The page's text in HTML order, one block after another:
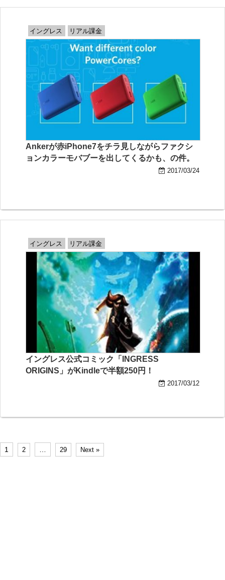
イングレス リアル課金
Ankerが赤iPhone7をチラ見しながらファクシ
ョンカラーモバブーを出してくるかも、の件。
2017/03/24
イングレス リアル課金
イングレス公式コミック「INGRESS
ORIGINS」がKindleで半額250円！
2017/03/12
1 2 29 Next »